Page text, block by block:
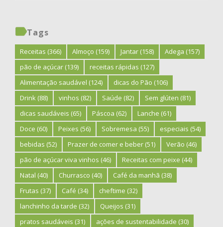
Tags
Receitas (366) Almoço (159) Jantar (158) Adega (157)
pão de açúcar (139) receitas rápidas (127)
Alimentação saudável (124) dicas do Pão (106)
Drink (88) vinhos (82) Saúde (82) Sem glúten (81)
dicas saudáveis (65) Páscoa (62) Lanche (61)
Doce (60) Peixes (56) Sobremesa (55) especiais (54)
bebidas (52) Prazer de comer e beber (51) Verão (46)
pão de açúcar viva vinhos (46) Receitas com peixe (44)
Natal (40) Churrasco (40) Café da manhã (38)
Frutas (37) Café (34) cheftime (32)
lanchinho da tarde (32) Queijos (31)
pratos saudáveis (31) ações de sustentabilidade (30)